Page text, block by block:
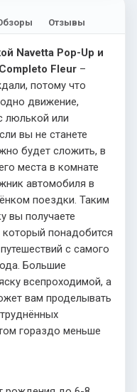
Отзывы
Navetta Pop-Up и
Fleur –
потому что
движение,
люлькой или
вы не станете
будет сложить, в
места в комнате
автомобиля в
поездки. Таким
вы получаете
понадобится
с самого
Большие
всепроходимой, а
вам проделывать
гораздо меньше